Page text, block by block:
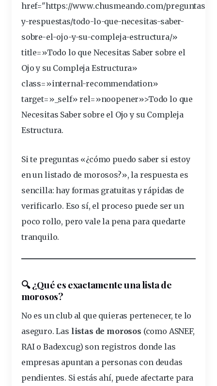
href="https://www.chusmeando.com/preguntas-
y-respuestas/todo-lo-que-necesitas-saber-
sobre-el-ojo-y-su-compleja-estructura/»
title=»Todo lo que Necesitas Saber sobre el
Ojo y su Compleja Estructura»
class=»internal-recommendation»
target=»_self» rel=»noopener»>Todo lo que
Necesitas Saber sobre el Ojo y su Compleja
Estructura.
Si te preguntas «¿cómo puedo saber si estoy
en un listado de morosos?», la respuesta es
sencilla: hay formas gratuitas y rápidas de
verificarlo. Eso sí, el proceso puede ser un
poco rollo, pero vale la pena para quedarte
tranquilo.
🔍¿Qué es exactamente una lista de
morosos?
No es un club al que quieras pertenecer, te lo
aseguro. Las listas de morosos (como ASNEF,
RAI o Badexcug) son registros donde las
empresas apuntan a personas con deudas
pendientes. Si estás ahí, puede afectarte para